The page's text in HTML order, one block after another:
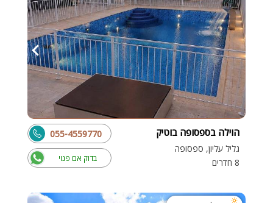
הוילה בספסופה בוטיק
גליל עליון, ספסופה
8 חדרים
בדוק אם פנוי
055-4559770